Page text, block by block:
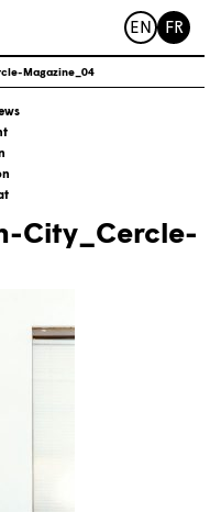
EN FR
Magazine_04
City_Cercle-